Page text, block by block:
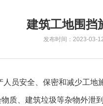
建筑工地围挡
发布时间：2023-03-
员安全、保密和减少工地
质、建筑垃圾等杂物外泄